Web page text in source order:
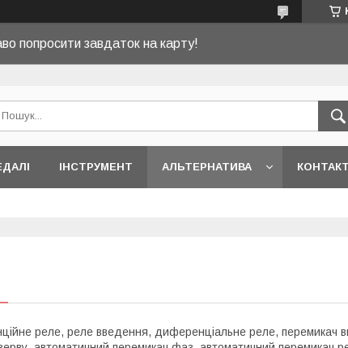
попросити завдаток на карту!
ІНСТРУМЕНТ АЛЬТЕРНАТИВА
реле, реле введення, диференціальне реле, перемикач